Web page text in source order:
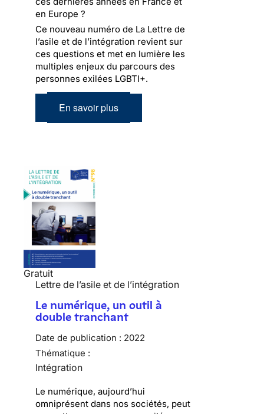
en Europe ?
Ce nouveau numéro de La Lettre de
l’asile et de l’intégration revient sur
ces questions et met en lumière les
multiples enjeux du parcours des
personnes exilées LGBTI+.
En savoir plus
Gratuit
Lettre de l’asile et de l’intégration
Le numérique, un outil à
double tranchant
Date de publication : 2022
Thématique :
Intégration
Le numérique, aujourd’hui
omniprésent dans nos sociétés, peut